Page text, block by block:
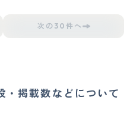
次の30件へ
・掲載数などについて